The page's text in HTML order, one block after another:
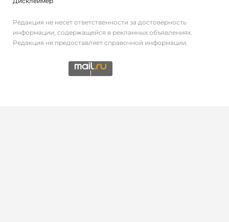
Редакция не несет ответственности за достоверность
информации, содержащейся в рекламных объявлениях.
Редакция не предоставляет справочной информации.